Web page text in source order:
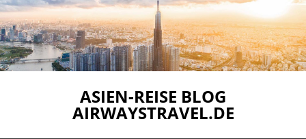
ASIEN-REISE BLOG
AIRWAYSTRAVEL.DE